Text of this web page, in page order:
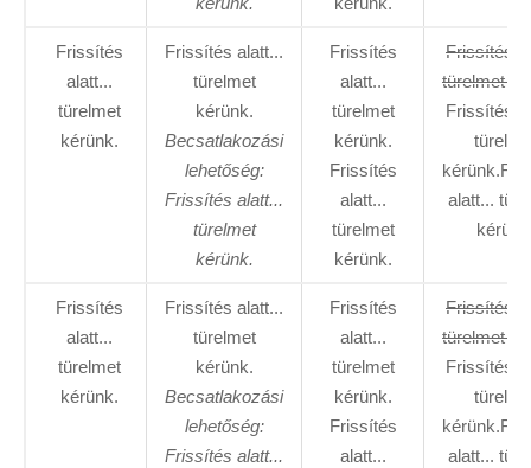
Frissítés
alatt...
türelmet
kérünk.
Frissítés alatt...
türelmet
kérünk.
Becsatlakozási
lehetőség:
Frissítés alatt...
türelmet
kérünk.
Frissítés
alatt...
türelmet
kérünk.
Frissítés
alatt...
türelmet
kérünk.
Frissítés
türelmet
Frissítés
alatt...
Frissítés
alatt...
türelmet
kérünk.
Frissítés alatt...
türelmet
kérünk.
Becsatlakozási
lehetőség:
Frissítés alatt...
Frissítés
alatt...
türelmet
kérünk.
Frissítés
alatt...
Frissítés
türelmet
Frissítés
alatt...